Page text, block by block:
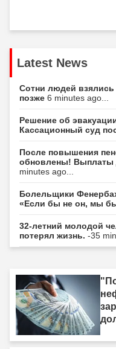
Latest News
Сотни людей взялись
позже 6 minutes ago...
Решение об
Кассационный суд
После повышения
обновлены! Выплаты
minutes ago...
Болельщики
«Если бы не он, мы
32-летний молодой
потерял жизнь. -35